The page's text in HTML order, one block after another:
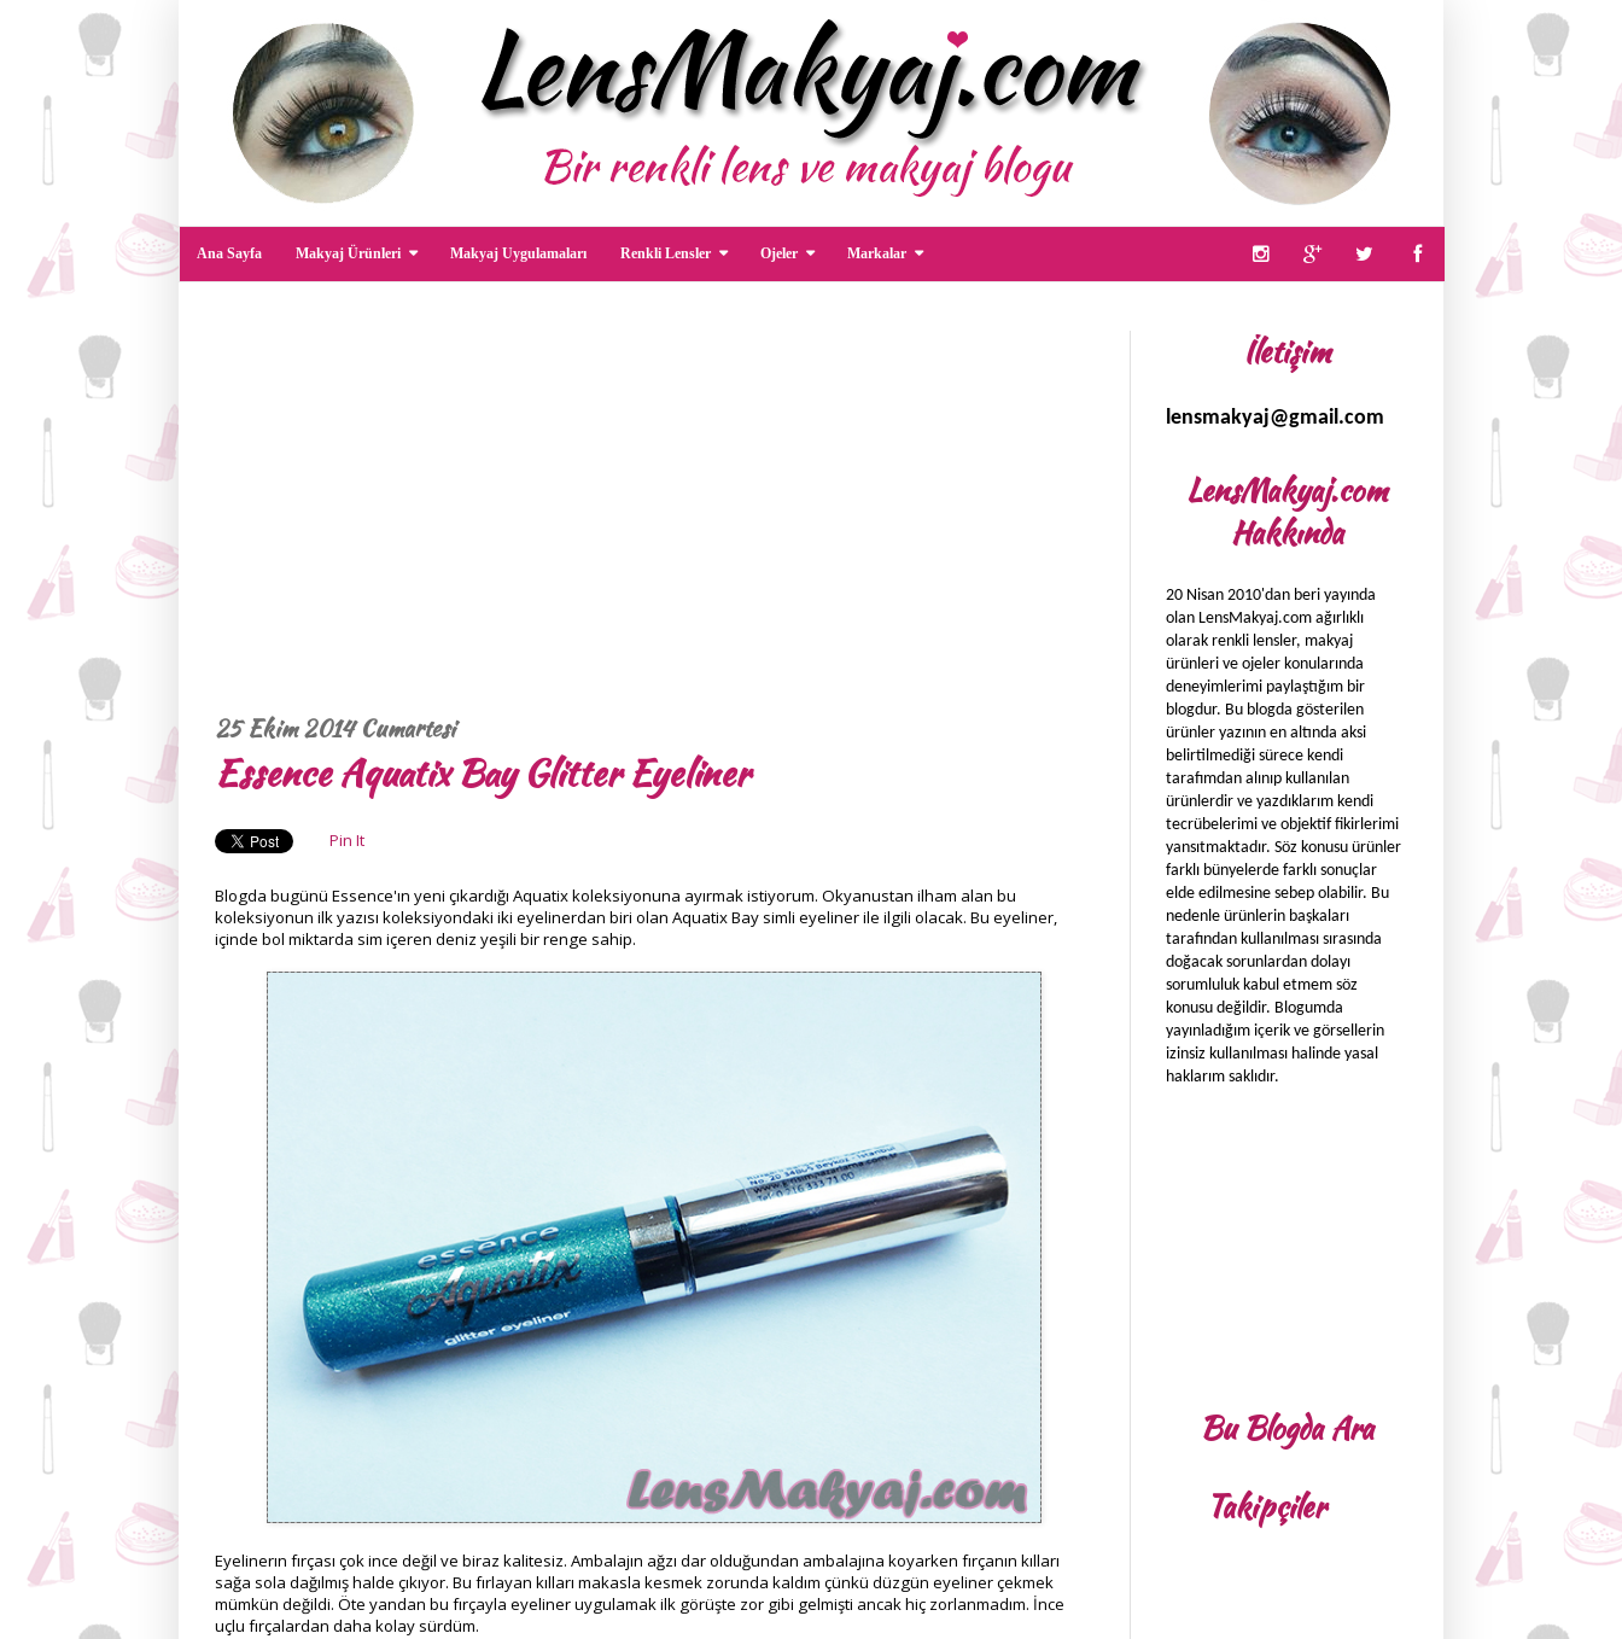
Ana Sayfa Makyaj Ürünleri Makyaj Uygulamaları Renkli Lensler Ojeler Markalar
25 Ekim 2014 Cumartesi
Essence Aquatix Bay Glitter Eyeliner
Pin It
Blogda bugünü Essence'ın yeni çıkardığı Aquatix koleksiyonuna ayırmak istiyorum. Okyanustan ilham alan bu
koleksiyonun ilk yazısı koleksiyondaki iki eyelinerdan biri olan Aquatix Bay simli eyeliner ile ilgili olacak. Bu eyeliner,
içinde bol miktarda sim içeren deniz yeşili bir renge sahip.
Eyelinerın fırçası çok ince değil ve biraz kalitesiz. Ambalajın ağzı dar olduğundan ambalajına koyarken fırçanın kılları
sağa sola dağılmış halde çıkıyor. Bu fırlayan kılları makasla kesmek zorunda kaldım çünkü düzgün eyeliner çekmek
mümkün değildi. Öte yandan bu fırçayla eyeliner uygulamak ilk görüşte zor gibi gelmişti ancak hiç zorlanmadım. İnce
uçlu fırçalardan daha kolay sürdüm.
İletişim
lensmakyaj@gmail.com
LensMakyaj.com
Hakkında
20 Nisan 2010'dan beri yayında
olan LensMakyaj.com ağırlıklı
olarak renkli lensler, makyaj
ürünleri ve ojeler konularında
deneyimlerimi paylaştığım bir
blogdur. Bu blogda gösterilen
ürünler yazının en altında aksi
belirtilmediği sürece kendi
tarafımdan alınıp kullanılan
ürünlerdir ve yazdıklarım kendi
tecrübelerimi ve objektif fikirlerimi
yansıtmaktadır. Söz konusu ürünler
farklı bünyelerde farklı sonuçlar
elde edilmesine sebep olabilir. Bu
nedenle ürünlerin başkaları
tarafından kullanılması sırasında
doğacak sorunlardan dolayı
sorumluluk kabul etmem söz
konusu değildir. Blogumda
yayınladığım içerik ve görsellerin
izinsiz kullanılması halinde yasal
haklarım saklıdır.
Bu Blogda Ara
Takipçiler